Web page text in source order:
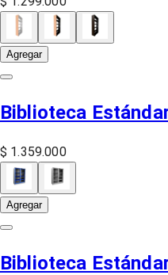
Agregar
Biblioteca
$ 1.359.000
Agregar
Biblioteca